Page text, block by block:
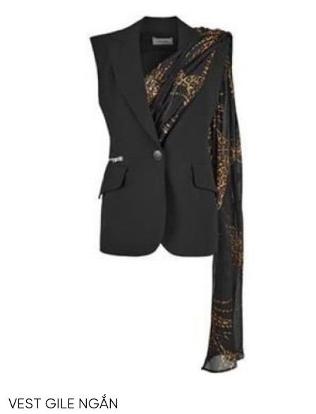
VEST GILE NGẮN